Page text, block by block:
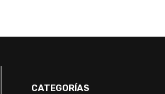
CATEGORÍAS